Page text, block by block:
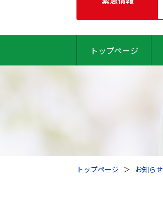
トップページ
トップページ ＞ お知らせ